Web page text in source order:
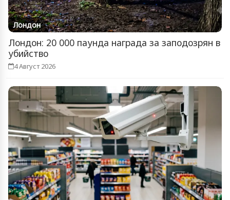
Лондон
Лондон: 20 000 паунда награда за заподозрян в
убийство
4 Август 2026